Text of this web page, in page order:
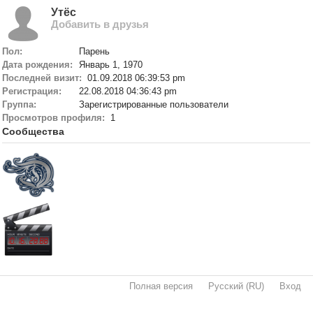
Утёс
Добавить в друзья
Пол:
Парень
Дата рождения:
Январь 1, 1970
Последней визит: 01.09.2018 06:39:53 pm
Регистрация:
22.08.2018 04:36:43 pm
Группа:
Зарегистрированные пользователи
Просмотров профиля:
1
Сообщества
Полная версия Русский (RU) Вход